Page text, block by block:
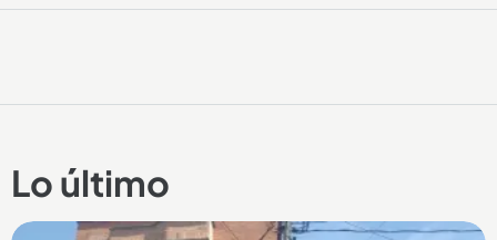
Lo último